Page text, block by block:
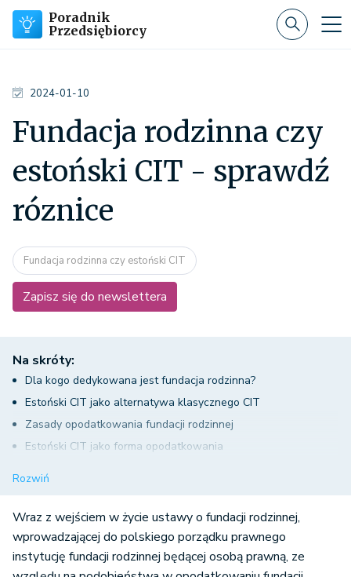
Poradnik
Przedsiębiorcy
2024-01-10
Fundacja rodzinna czy
estoński CIT - sprawdź
róznice
Fundacja rodzinna czy estoński CIT
Zapisz się do newslettera
Na skróty:
Dla kogo dedykowana jest fundacja rodzinna?
Estoński CIT jako alternatywa klasycznego CIT
Zasady opodatkowania fundacji rodzinnej
Estoński CIT jako forma opodatkowania
Rozwiń
Wraz z wejściem w życie ustawy o fundacji rodzinnej,
wprowadzającej do polskiego porządku prawnego
instytucję fundacji rodzinnej będącej osobą prawną, ze